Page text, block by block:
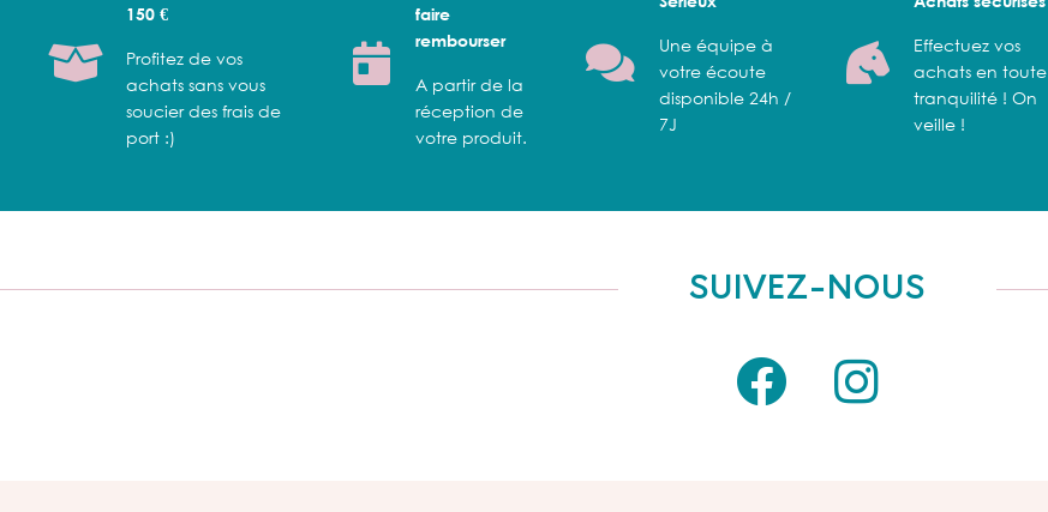
150 €
Profitez de vos
achats sans vous
soucier des frais de
port :)
faire
rembourser
A partir de la
réception de
votre produit.
Une équipe à
votre écoute
disponible 24h /
7J
Effectuez vos
achats en toute
tranquilité ! On
veille !
SUIVEZ-NOUS